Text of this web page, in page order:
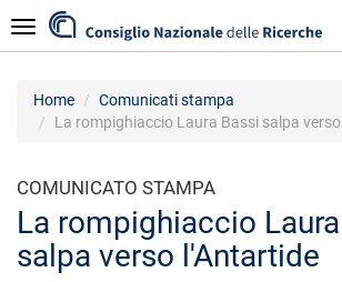
al
contenuto
Navigazione
Home
Comunicati stampa
La rompighiaccio Laura Bassi salpa
COMUNICATO STAMPA
La rompighiaccio
salpa verso l'Antartide